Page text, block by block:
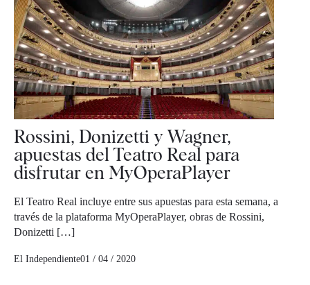
Rossini, Donizetti y Wagner,
apuestas del Teatro Real para
disfrutar en MyOperaPlayer
El Teatro Real incluye entre sus apuestas para esta semana, a
través de la plataforma MyOperaPlayer, obras de Rossini,
Donizetti […]
El Independiente01 / 04 / 2020